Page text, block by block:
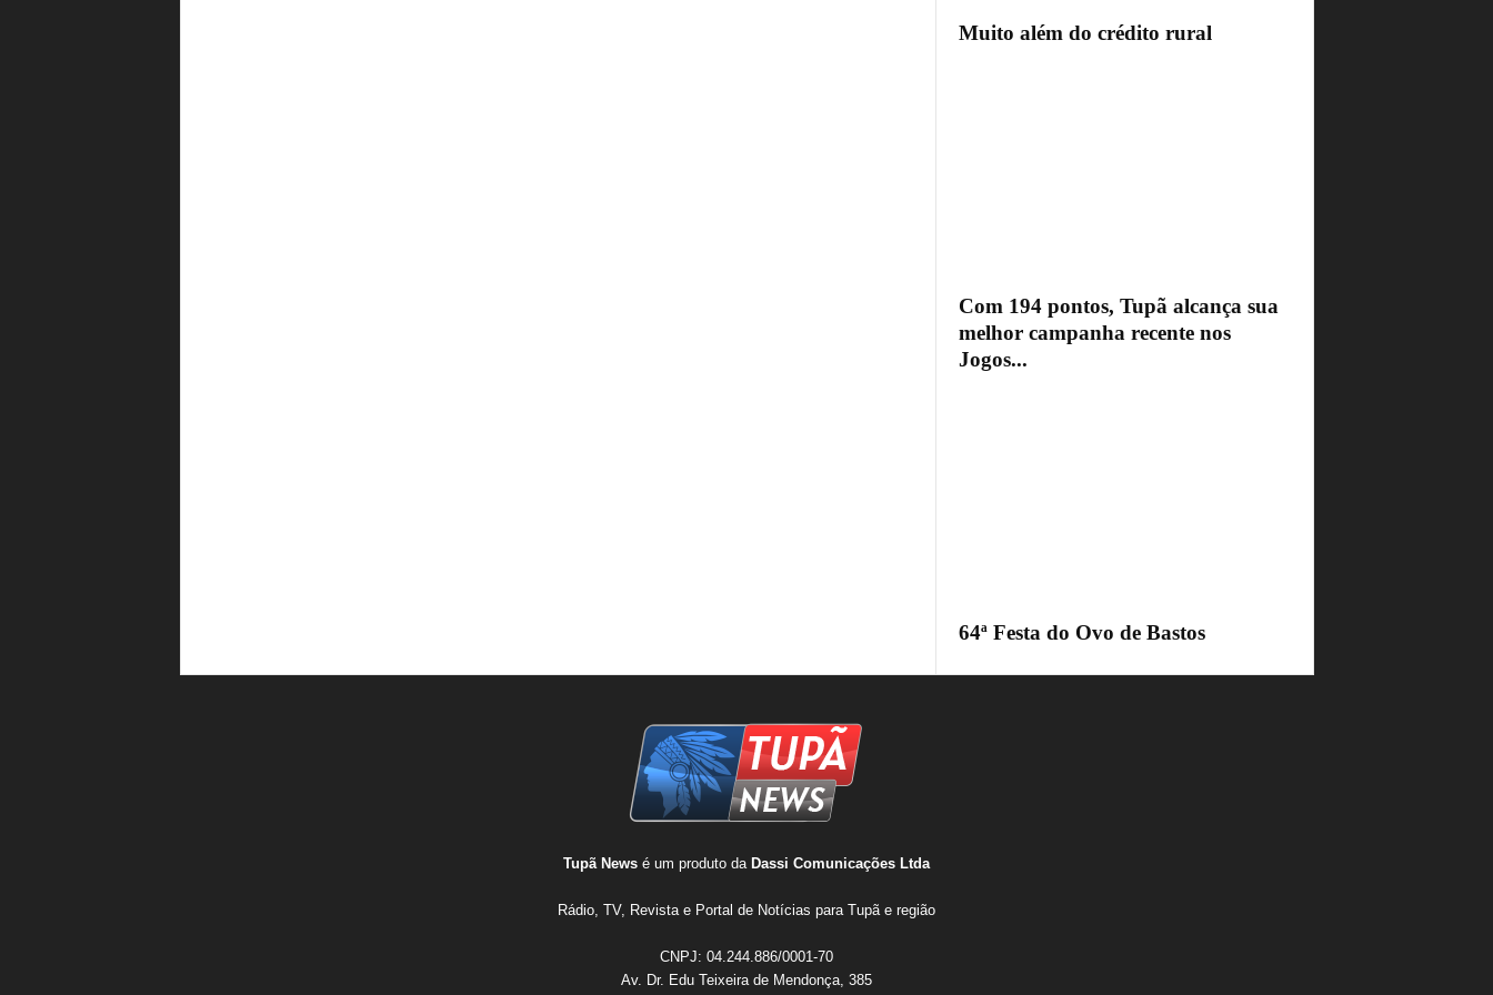
Muito além do crédito rural
Com 194 pontos, Tupã alcança sua
melhor campanha recente nos
Jogos...
64ª Festa do Ovo de Bastos
Tupã News é um produto da Dassi Comunicações Ltda
Rádio, TV, Revista e Portal de Notícias para Tupã e região
CNPJ: 04.244.886/0001-70
Av. Dr. Edu Teixeira de Mendonça, 385